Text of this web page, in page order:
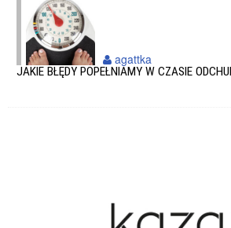
JAKIE BŁĘDY POPEŁNIAMY W CZASIE
agattka